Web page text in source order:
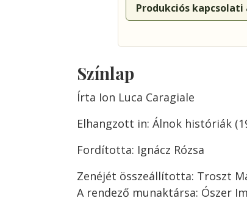
Produkciós
Színlap
Írta Ion Luca Caragiale
Elhangzott in: Álnok históriák
Fordította: Ignácz Rózsa
Zenéjét összeállította: Troszt
A rendező munaktársa: Ószer